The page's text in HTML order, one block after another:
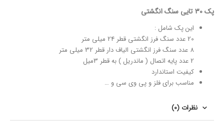
پک 30 تایی سنگ انگشتی
این پک شامل :
20 عدد سنگ فرز انگشتی قطر 24 میلی متر
8 عدد سنگ فرز انگشتی الیاف دار قطر 32 میلی متر
2 عدد پایه اتصال ( ماندریل ) به قطر 3میل
کیفیت استاندارد
مناسب برای فلز و پی وی سی و …
نظرات (0)